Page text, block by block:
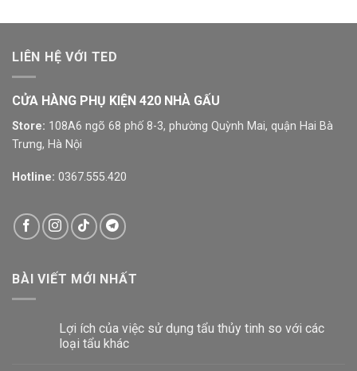
LIÊN HỆ VỚI TED
CỬA HÀNG PHỤ KIỆN 420 NHÀ GẤU
Store: 108A6 ngõ 68 phố 8-3, phường Quỳnh Mai, quận Hai Bà
Trưng, Hà Nội
Hotline: 0367.555.420
BÀI VIẾT MỚI NHẤT
Lợi ích của việc sử dụng tẩu thủy tinh so với các
loại tẩu khác